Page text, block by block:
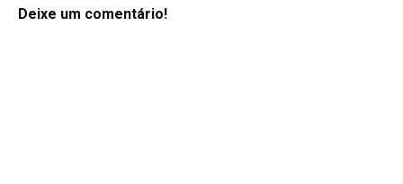
Deixe um comentário!